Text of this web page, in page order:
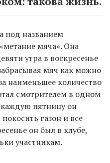
под названием
мяча». Она
утра в воскресенье
мяч как можно
наименьшее количество
смотрителем в одном
каждую пятницу он
газон и все
он был в клубе,
участникам.